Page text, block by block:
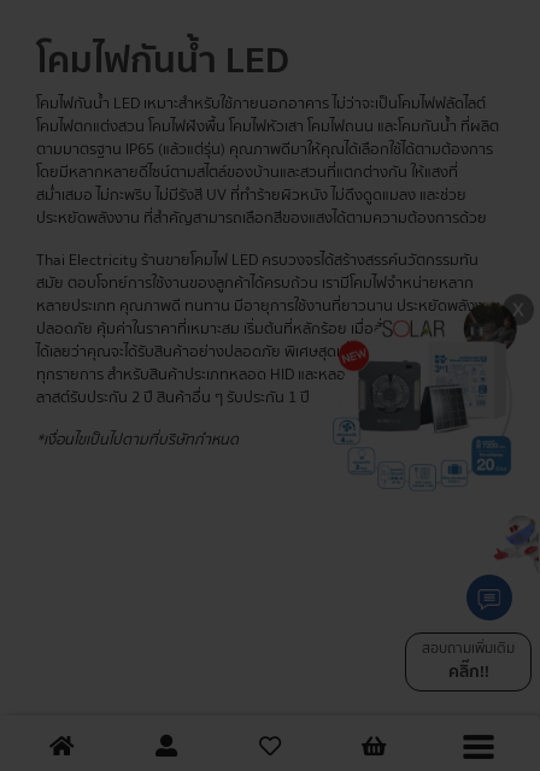
โคมไฟกันน้ำ LED
โคมไฟกันน้ำ LED เหมาะสำหรับใช้ภายนอกอาคาร ไม่ว่าจะเป็นโคมไฟฟลัดไลต์
โคมไฟตกแต่งสวน โคมไฟฝังพื้น โคมไฟหัวเสา โคมไฟถนน และโคมกันน้ำ ที่ผลิต
ตามมาตรฐาน IP65 (แล้วแต่รุ่น) คุณภาพดีมาให้คุณได้เลือกใช้ได้ตามต้องการ
โดยมีหลากหลายดีไซน์ตามสไตล์ของบ้านและสวนที่แตกต่างกัน ให้แสงที่
สม่ำเสมอ ไม่กะพริบ ไม่มีรังสี UV ที่ทำร้ายผิวหนัง ไม่ดึงดูดแมลง และช่วย
ประหยัดพลังงาน ที่สำคัญสามารถเลือกสีของแสงได้ตามความต้องการด้วย
Thai Electricity ร้านขายโคมไฟ LED ครบวงจรได้สร้างสรรค์นวัตกรรมทัน
สมัย ตอบโจทย์การใช้งานของลูกค้าได้ครบถ้วน เรามีโคมไฟจำหน่ายหลาก
หลายประเภท คุณภาพดี ทนทาน มีอายุการใช้งานที่ยาวนาน ประหยัดพลังงาน
ปลอดภัย คุ้มค่าในราคาที่เหมาะสม เริ่มต้นที่หลักร้อย เมื่อสั่งสินค้ากับเรา มั่นใจ
ได้เลยว่าคุณจะได้รับสินค้าอย่างปลอดภัย พิเศษสุดเมื่อซื้อครบ 400 บาท ส่งฟรี
ทุกรายการ สำหรับสินค้าประเภทหลอด HID และหลอดไส้ รับประกัน 6 เดือน บา
ลาสต์รับประกัน 2 ปี สินค้าอื่น ๆ รับประกัน 1 ปี
*เงื่อนไขเป็นไปตามที่บริษัทกำหนด
สอบถามเพิ่มเติม
คลิ๊ก!!